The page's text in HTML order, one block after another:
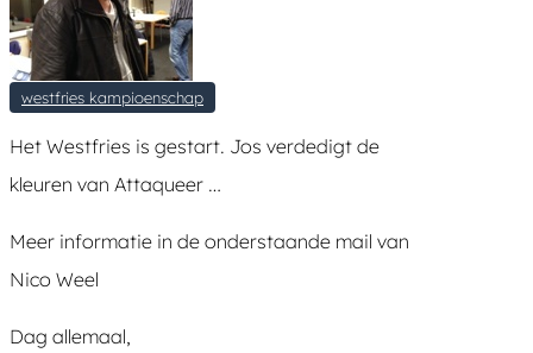
westfries kampioenschap
Het Westfries is gestart. Jos verdedigt de
kleuren van Attaqueer …
Meer informatie in de onderstaande mail van
Nico Weel
Dag allemaal,